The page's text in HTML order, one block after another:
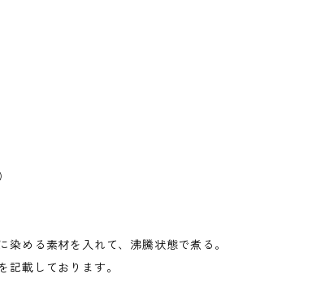
染める素材を入れて、沸騰状態で煮る。
記載しております。